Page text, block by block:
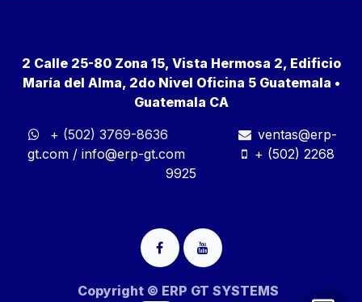
2 Calle 25-80 Zona 15, Vista Hermosa 2, Edificio
María del Alma, 2do Nivel Oficina 5 Guatemala •
Guatemala CA
+ (502) 3769-8636
ventas@erp-
gt.com / info@erp-gt.com
+ (502) 2268
9925
Copyright © ERP GT SYSTEMS